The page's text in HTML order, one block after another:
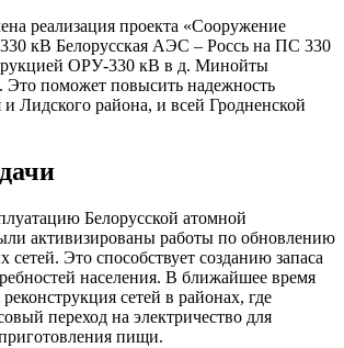
реализация проекта «Сооружение
кВ Белорусская АЭС – Россь на ПС 330
ОРУ-330 кВ в д. Минойты
Это поможет повысить надежность
и Лидского района, и всей Гродненской
Белорусской атомной
активизированы работы по обновлению
сетей. Это способствует созданию запаса
населения. В ближайшее время
сетей в районах, где
переход на электричество для
пищи.